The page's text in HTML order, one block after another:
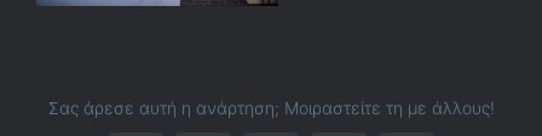
Σας άρεσε αυτή η ανάρτηση; Μοιραστείτε τη με άλλους!